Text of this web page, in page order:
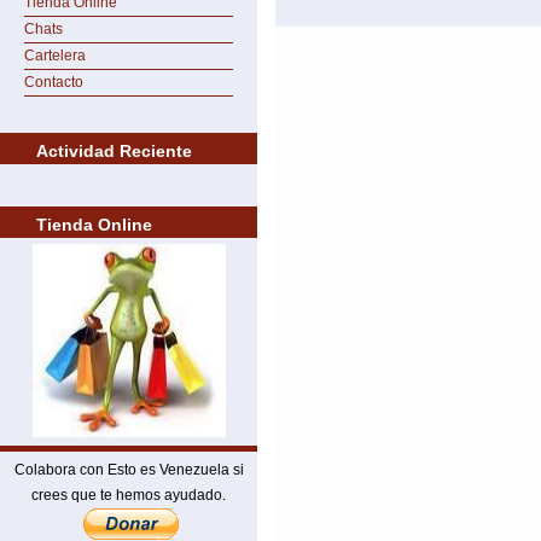
Chats
Cartelera
Contacto
Actividad Reciente
Tienda Online
Colabora con Esto es Venezuela si
crees que te hemos ayudado.